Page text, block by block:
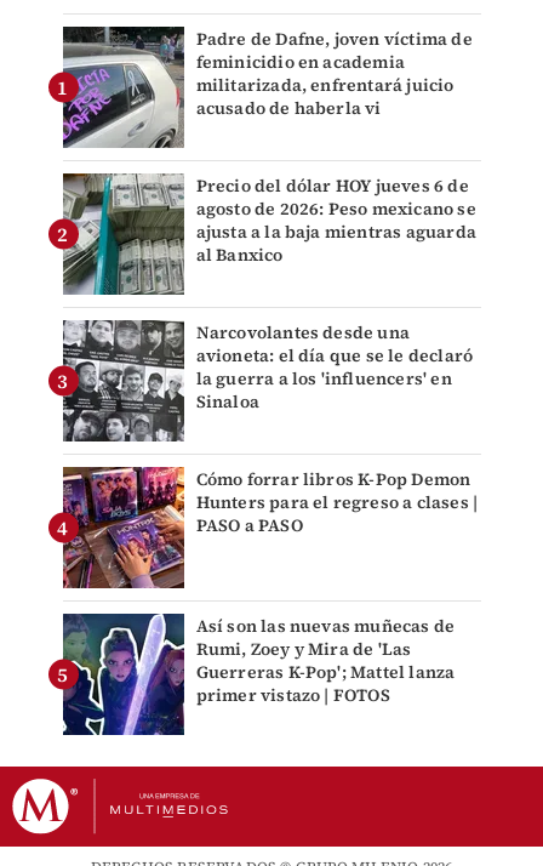
Padre de Dafne, joven víctima de
feminicidio en academia
militarizada, enfrentará juicio
acusado de haberla vi
Precio del dólar HOY jueves 6 de
agosto de 2026: Peso mexicano se
ajusta a la baja mientras aguarda
al Banxico
Narcovolantes desde una
avioneta: el día que se le declaró
la guerra a los 'influencers' en
Sinaloa
Cómo forrar libros K-Pop Demon
Hunters para el regreso a clases |
PASO a PASO
Así son las nuevas muñecas de
Rumi, Zoey y Mira de 'Las
Guerreras K-Pop'; Mattel lanza
primer vistazo | FOTOS